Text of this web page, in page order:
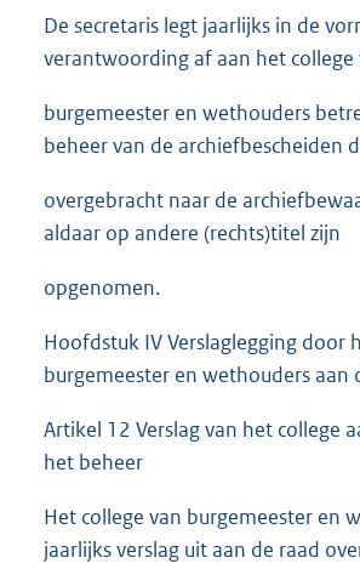
De secretaris legt jaarlijks in de
verantwoording af aan het college
burgemeester en wethouders
beheer van de archiefbescheiden
overgebracht naar de
aldaar op andere (rechts)titel zijn
opgenomen.
Hoofdstuk IV Verslaglegging door
burgemeester en wethouders aan
Artikel 12 Verslag van het college
het beheer
Het college van burgemeester en
jaarlijks verslag uit aan de raad